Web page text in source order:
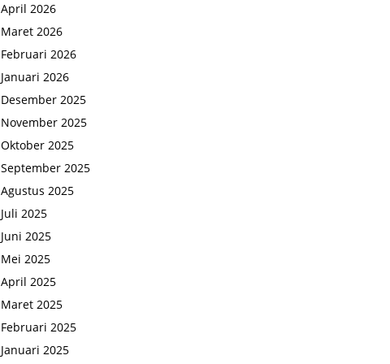
April 2026
Maret 2026
Februari 2026
Januari 2026
Desember 2025
November 2025
Oktober 2025
September 2025
Agustus 2025
Juli 2025
Juni 2025
Mei 2025
April 2025
Maret 2025
Februari 2025
Januari 2025